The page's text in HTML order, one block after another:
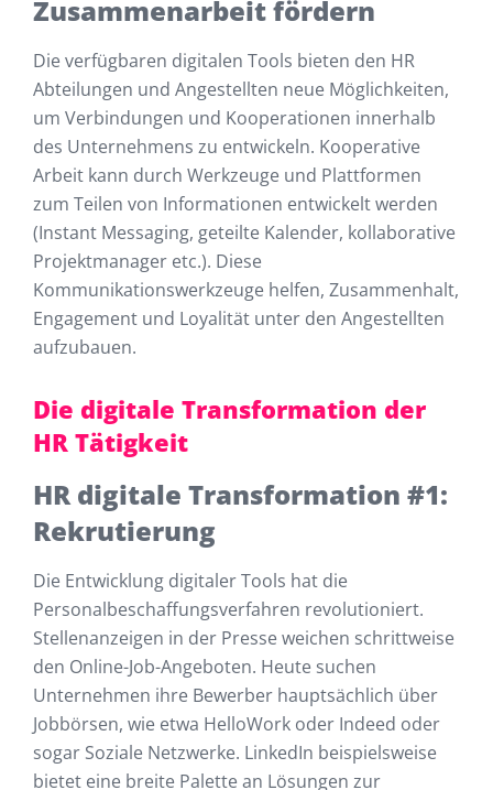
Zusammenarbeit fördern
Die verfügbaren digitalen Tools bieten den HR
Abteilungen und Angestellten neue Möglichkeiten,
um Verbindungen und Kooperationen innerhalb
des Unternehmens zu entwickeln. Kooperative
Arbeit kann durch Werkzeuge und Plattformen
zum Teilen von Informationen entwickelt werden
(Instant Messaging, geteilte Kalender, kollaborative
Projektmanager etc.). Diese
Kommunikationswerkzeuge helfen, Zusammenhalt,
Engagement und Loyalität unter den Angestellten
aufzubauen.
Die digitale Transformation der
HR Tätigkeit
HR digitale Transformation #1:
Rekrutierung
Die Entwicklung digitaler Tools hat die
Personalbeschaffungsverfahren revolutioniert.
Stellenanzeigen in der Presse weichen schrittweise
den Online-Job-Angeboten. Heute suchen
Unternehmen ihre Bewerber hauptsächlich über
Jobbörsen, wie etwa HelloWork oder Indeed oder
sogar Soziale Netzwerke. LinkedIn beispielsweise
bietet eine breite Palette an Lösungen zur